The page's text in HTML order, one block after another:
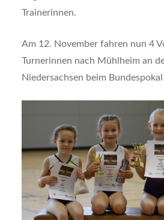
Trainerinnen.
Am 12. November fahren nun 4
Turnerinnen nach Mühlheim an
Niedersachsen beim